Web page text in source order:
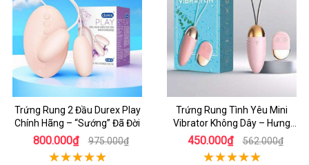
Trứng Rung 2 Đầu Durex Play
Chính Hãng – “Sướng” Đã Đời
800.000₫ 975.000₫
Trứng Rung Tình Yêu Mini
Vibrator Không Dây – Hưng
Phấn Mọi Nơi
450.000₫ 562.000₫